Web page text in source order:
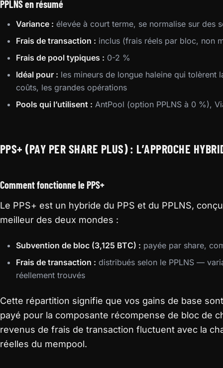
PPLNS en résumé
Variance : élevée à court terme, se normalise sur des
Frais de transaction : inclus (frais réels par bloc, non
Frais de pool typiques : 0-2 %
Idéal pour : les mineurs de longue haleine qui tolèrent
coûts, les grandes opérations
Pools qui l’utilisent : AntPool (option PPLNS à 0 %),
PPS+ (PAY PER SHARE PLUS) : L’APPROCHE
Comment fonctionne le PPS+
Le PPS+ est un hybride du PPS et du PPLNS,
meilleur des deux mondes :
Subvention de bloc (3,125 BTC) : payée par share,
Frais de transaction : distribués selon le PPLNS —
réellement trouvés
Cette répartition signifie que vos gains de base
payé pour la composante récompense de bloc de
revenus de frais de transaction fluctuent avec la
réelles du mempool.